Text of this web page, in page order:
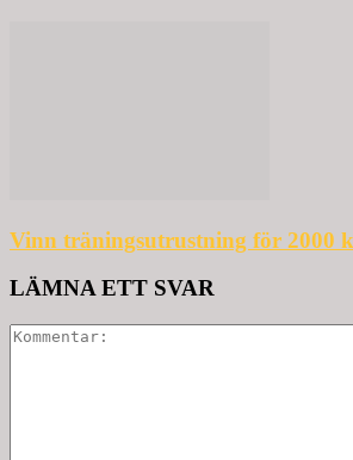
Vinn träningsutrustning för 2000
LÄMNA ETT SVAR